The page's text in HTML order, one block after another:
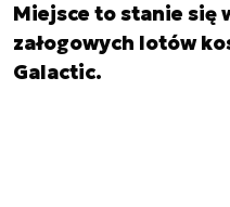
Miejsce to stanie się
załogowych lotów
Galactic.